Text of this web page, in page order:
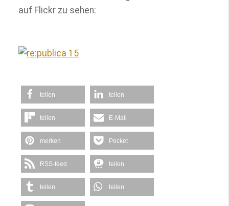
auf Flickr zu sehen:
teilen teilen
teilen E-Mail
merken Pocket
RSS-feed teilen
teilen teilen